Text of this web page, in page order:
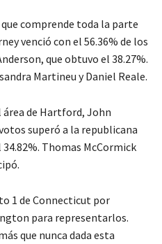
comprende toda la parte
venció con el 56.36% de los
que obtuvo el 38.27%.
Martineu y Daniel Reale.
de Hartford, John
superó a la republicana
34.82%. Thomas McCormick
1 de Connecticut por
para representarlos.
que nunca dada esta